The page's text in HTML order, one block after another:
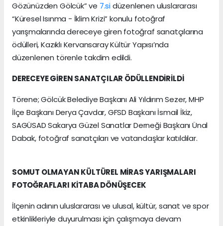
Gözünüzden Gölcük” ve 7.sidüzenlenen uluslararası
“Küresel Isınma - İklim Krizi” konulu fotoğraf
yarışmalarında dereceye giren fotoğraf sanatçılarına
ödülleri, Kazıklı Kervansaray Kültür Yapısı’nda
düzenlenen törenle takdim edildi.
DERECEYE GİREN SANATÇILAR ÖDÜLLENDİRİLDİ
Törene; Gölcük Belediye Başkanı Ali Yıldırım Sezer, MHP
İlçe Başkanı Derya Çavdar, GFSD Başkanı İsmail İkiz,
SAGÜSAD Sakarya Güzel Sanatlar Derneği Başkanı Ünal
Dabak, fotoğraf sanatçıları ve vatandaşlar katıldılar.
SOMUT OLMAYAN KÜLTÜREL MİRAS YARIŞMALARI
FOTOĞRAFLARI KİTABA DÖNÜŞECEK
İlçenin adının uluslararası ve ulusal, kültür, sanat ve spor
etkinlikleriyle duyurulması için çalışmaya devam